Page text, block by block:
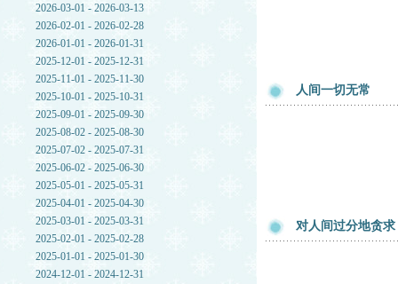
2026-03-01 - 2026-03-13
2026-02-01 - 2026-02-28
2026-01-01 - 2026-01-31
2025-12-01 - 2025-12-31
2025-11-01 - 2025-11-30
2025-10-01 - 2025-10-31
2025-09-01 - 2025-09-30
2025-08-02 - 2025-08-30
2025-07-02 - 2025-07-31
2025-06-02 - 2025-06-30
2025-05-01 - 2025-05-31
2025-04-01 - 2025-04-30
2025-03-01 - 2025-03-31
2025-02-01 - 2025-02-28
2025-01-01 - 2025-01-30
2024-12-01 - 2024-12-31
人间一切无常
对人间过分地贪